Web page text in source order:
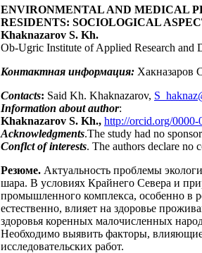
ENVIRONMENTAL AND MEDICAL
RESIDENTS: SOCIOLOGICAL
Khaknazarov S. Kh.
Ob-Ugric Institute of Applied Research and
Контактная информация: Хакназаров
Contacts: Said Kh. Khaknazarov,
Information about author:
Khaknazarov S. Kh., http://orcid.org/0000-
Acknowledgments.The study had no
Conflct of interests. The authors declare no
Резюме. Актуальность проблемы
шара. В условиях Крайнего Севера и
промышленного комплекса, особенно в
естественно, влияет на здоровье
здоровья коренных малочисленных
Необходимо выявить факторы,
исследовательских работ.